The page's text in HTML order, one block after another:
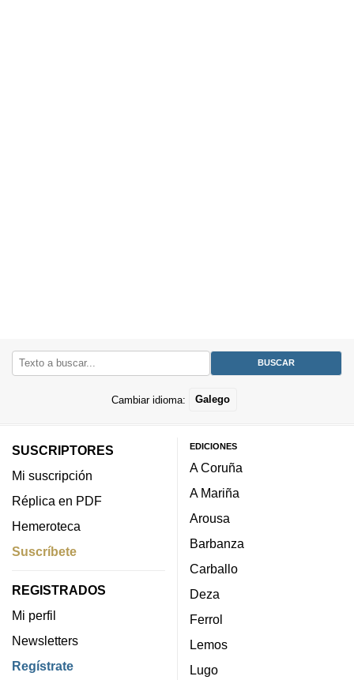
Cambiar idioma: Galego
SUSCRIPTORES
Mi suscripción
Réplica en PDF
Hemeroteca
Suscríbete
REGISTRADOS
Mi perfil
Newsletters
Regístrate
EDICIONES
A Coruña
A Mariña
Arousa
Barbanza
Carballo
Deza
Ferrol
Lemos
Lugo